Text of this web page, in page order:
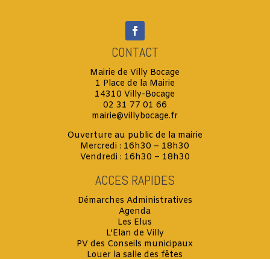
CONTACT
Mairie de Villy Bocage
1 Place de la Mairie
14310 Villy-Bocage
02 31 77 01 66
mairie@villybocage.fr
Ouverture au public de la mairie
Mercredi : 16h30 – 18h30
Vendredi : 16h30 – 18h30
ACCES RAPIDES
Démarches Administratives
Agenda
Les Elus
L’Elan de Villy
PV des Conseils municipaux
Louer la salle des fêtes